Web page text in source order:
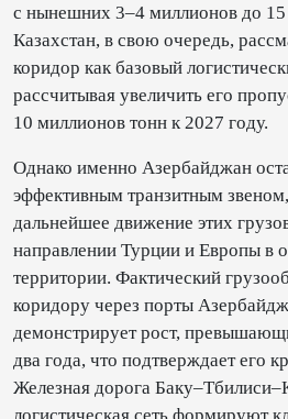
с нынешних 3–4 миллионов до 15
Казахстан, в свою очередь,
коридор как базовый
рассчитывая увеличить его
10 миллионов тонн к 2027 году.
Однако именно Азербайджан
эффективным транзитным
дальнейшее движение этих
направлении Турции и Европы в
территории. Фактический
коридору через порты
демонстрирует рост,
два года, что подтверждает его
Железная дорога